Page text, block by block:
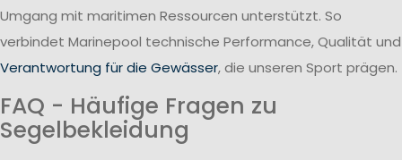
Umgang mit maritimen Ressourcen unterstützt. So
verbindet Marinepool technische Performance, Qualität und
Verantwortung für die Gewässer, die unseren Sport prägen.
FAQ - Häufige Fragen zu
Segelbekleidung